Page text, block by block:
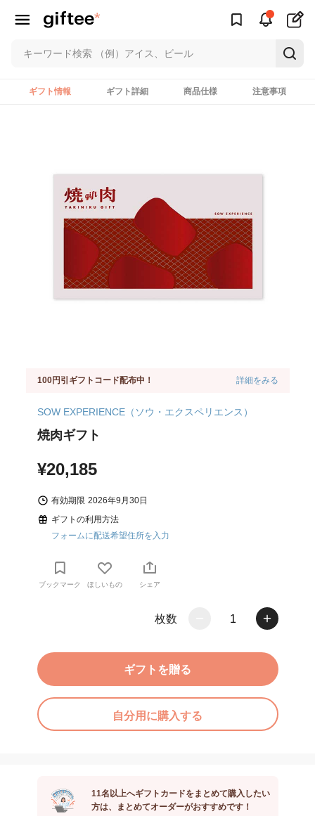
ギフト情報 ギフト詳細 商品仕様 注意事項
100円引ギフトコード配布中！ 詳細をみる
SOW EXPERIENCE（ソウ・エクスペリエンス）
焼肉ギフト
¥20,185
有効期限 2026年9月30日
ギフトの利用方法
フォームに配送希望住所を入力
ブックマーク ほしいもの シェア
枚数 1
ギフトを贈る
自分用に購入する
11名以上へギフトカードをまとめて購入したい
方は、まとめてオーダーがおすすめです！